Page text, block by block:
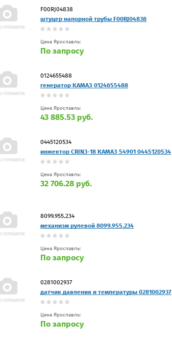
F00RJ04838
штуцер напорной трубы F00RJ04838
Цена Ярославль:
По запросу
0124655488
генератор КАМАЗ 0124655488
Цена Ярославль:
43 885.53 руб.
0445120534
инжектор CRIN3-18 КАМАЗ 54901 0445120534
Цена Ярославль:
32 706.28 руб.
8099.955.234
механизм рулевой 8099.955.234
Цена Ярославль:
По запросу
0281002937
датчик давления и температуры 0281002937
Цена Ярославль:
По запросу